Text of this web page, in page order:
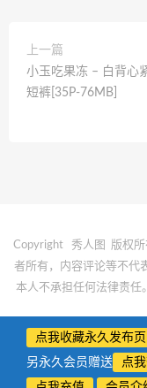
上一篇
小玉吃果冻 – 白背心
短裤[35P-76MB]
Copyright 秀人图 版权所
者所有，内容评论等不代
本人不承担任何法律责任。
点我收藏永久发布
另永久会员赠送
点